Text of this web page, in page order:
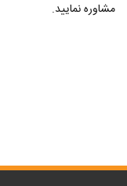
مشاوره نمایید.